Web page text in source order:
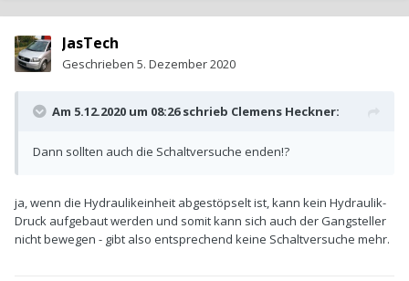
JasTech
Geschrieben 5. Dezember 2020
Am 5.12.2020 um 08:26 schrieb Clemens Heckner:
Dann sollten auch die Schaltversuche enden!?
ja, wenn die Hydraulikeinheit abgestöpselt ist, kann kein Hydraulik-
Druck aufgebaut werden und somit kann sich auch der Gangsteller
nicht bewegen - gibt also entsprechend keine Schaltversuche mehr.